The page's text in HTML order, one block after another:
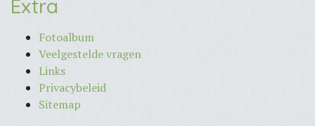
Extra
Fotoalbum
Veelgestelde vragen
Links
Privacybeleid
Sitemap